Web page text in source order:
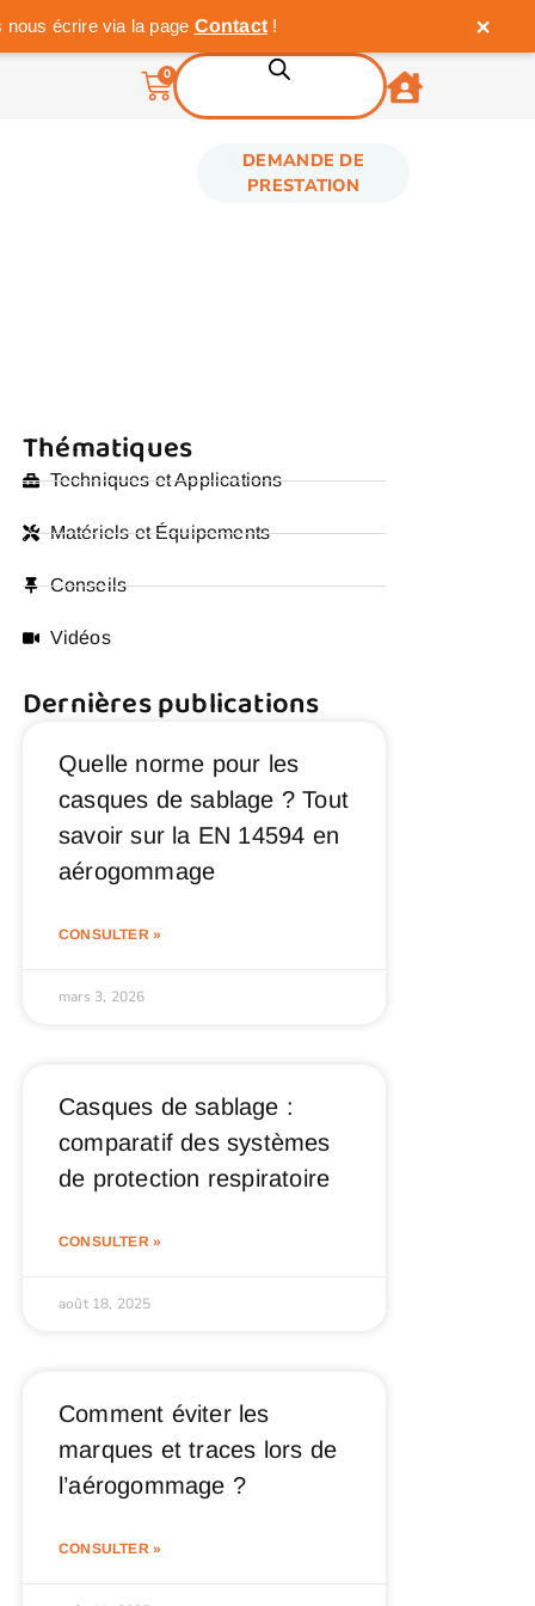
écrire via la page Contact! ×
0
DEMANDE DE
PRESTATION
Thématiques
Techniques et Applications
Matériels et Équipements
Conseils
Vidéos
Dernières publications
Quelle norme pour les
casques de sablage ? Tout
savoir sur la EN 14594 en
aérogommage
CONSULTER »
mars 3, 2026
Casques de sablage :
comparatif des systèmes
de protection respiratoire
CONSULTER »
août 18, 2025
Comment éviter les
marques et traces lors de
l’aérogommage ?
CONSULTER »